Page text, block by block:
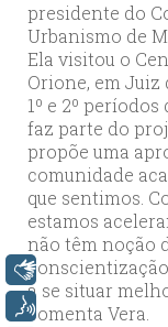
presidente do
Urbanismo de
Ela visitou o
Orione, em Juiz
1º e 2º
faz parte do
propõe uma
comunidade
que sentimos.
estamos
não têm noção
a se situar
comenta Vera.
Libras
Voz